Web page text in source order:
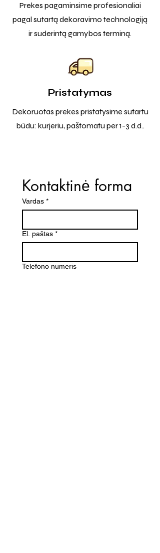
Prekes pagaminsime profesionaliai
pagal sutartą dekoravimo technologiją
ir suderintą gamybos terminą.
Pristatymas
Dekoruotas prekes pristatysime sutartu
būdu: kurjeriu, paštomatu per 1-3 d.d..
Kontaktinė forma
Vardas *
El. paštas *
Telefono numeris